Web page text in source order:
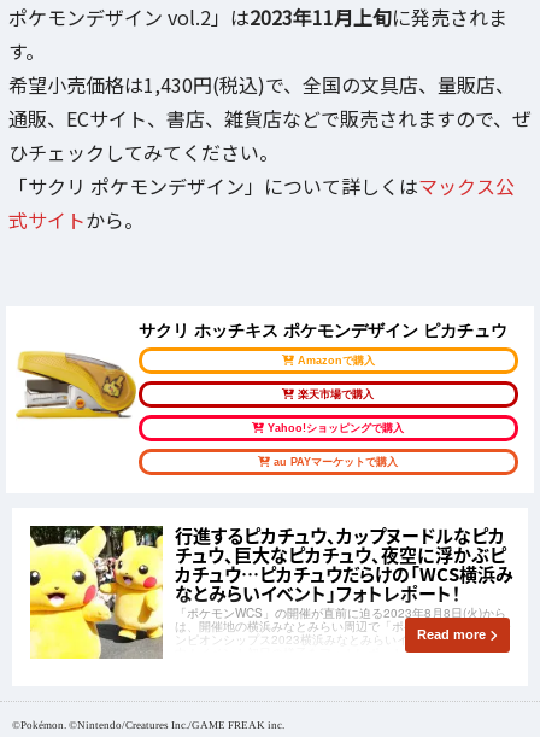
ポケモンデザイン vol.2」は2023年11月上旬に発売されま
す。
希望小売価格は1,430円(税込)で、全国の文具店、量販店、
通販、ECサイト、書店、雑貨店などで販売されますので、ぜ
ひチェックしてみてください。
「サクリ ポケモンデザイン」について詳しくはマックス公
式サイトから。
サクリ ホッチキス ポケモンデザイン ピカチュウ
Amazonで購入
楽天市場で購入
Yahoo!ショッピングで購入
au PAYマーケットで購入
行進するピカチュウ、カップヌードルなピカ
チュウ、巨大なピカチュウ、夜空に浮かぶピ
カチュウ…ピカチュウだらけの「WCS横浜み
なとみらいイベント」フォトレポート！
「ポケモンWCS」の開催が直前に迫る2023年8月8日(火)から
は、開催地の横浜みなとみらい周辺で「ポケモンワールドチャ
ンピオンシップス2023横浜みなとみらいイベント」が開催
中！イベント初日の様子をフォトレポート形式でお届けしま
Read more
©Pokémon. ©Nintendo/Creatures Inc./GAME FREAK inc.